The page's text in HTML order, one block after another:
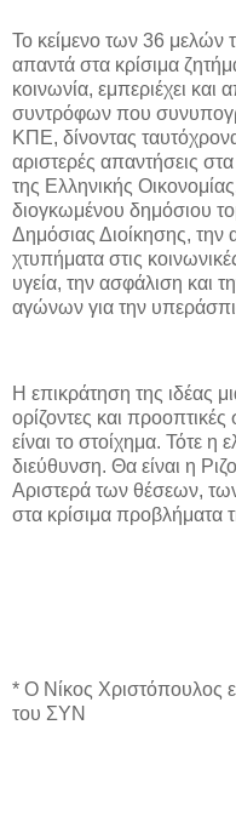
Το κείμενο των 36 μελών
απαντά στα κρίσιμα
κοινωνία, εμπεριέχει και
συντρόφων που
ΚΠΕ, δίνοντας
αριστερές απαντήσεις
της Ελληνικής
διογκωμένου δημόσιου
Δημόσιας Διοίκησης, την
χτυπήματα στις
υγεία, την ασφάλιση και
αγώνων για την
Η επικράτηση της ιδέας
ορίζοντες και
είναι το στοίχημα. Τότε η
διεύθυνση. Θα είναι η
Αριστερά των θέσεων,
στα κρίσιμα προβλήματα
* Ο Νίκος Χριστόπουλος
του ΣΥΝ